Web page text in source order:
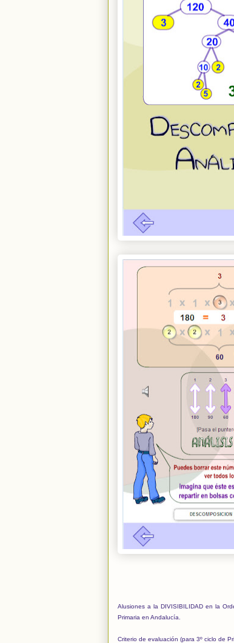
Alusiones a la DIVISIBILIDAD en la
Primaria en Andalucía.
Criterio de evaluación (para 3º ciclo de